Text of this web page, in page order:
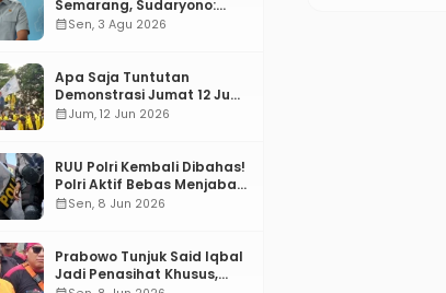
Semarang, Sudaryono:
“SPPG Harus Bertanggung
calendar_monthSen, 3 Agu 2026
Apa Saja Tuntutan
Demonstrasi Jumat 12 Juni
2026?
calendar_monthJum, 12 Jun 2026
RUU Polri Kembali Dibahas!
Polri Aktif Bebas Menjabat
Di Manapun
calendar_monthSen, 8 Jun 2026
Prabowo Tunjuk Said Iqbal
Jadi Penasihat Khusus,